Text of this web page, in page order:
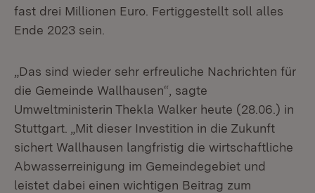
fast drei Millionen Euro. Fertiggestellt soll alles
Ende 2023 sein.
„Das sind wieder sehr erfreuliche Nachrichten für
die Gemeinde Wallhausen“, sagte
Umweltministerin Thekla Walker heute (28.06.) in
Stuttgart. „Mit dieser Investition in die Zukunft
sichert Wallhausen langfristig die wirtschaftliche
Abwasserreinigung im Gemeindegebiet und
leistet dabei einen wichtigen Beitrag zum